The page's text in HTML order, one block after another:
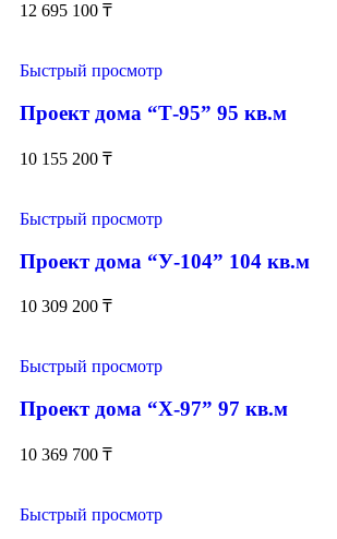
12 695 100 ₸
Быстрый просмотр
Проект дома “Т-95” 95 кв.м
10 155 200 ₸
Быстрый просмотр
Проект дома “У-104” 104 кв.м
10 309 200 ₸
Быстрый просмотр
Проект дома “Х-97” 97 кв.м
10 369 700 ₸
Быстрый просмотр